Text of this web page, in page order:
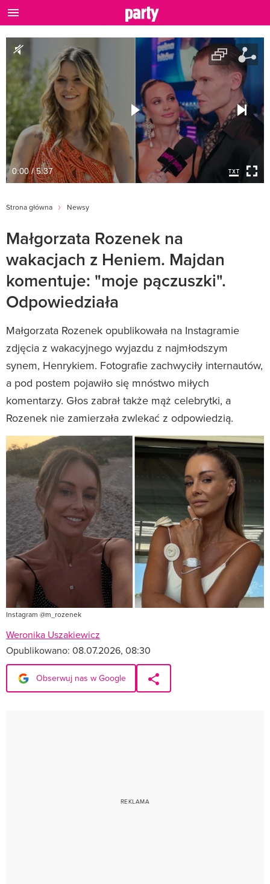
0:00 / 5:37
Strona główna Newsy
Małgorzata Rozenek na
wakacjach z Heniem. Majdan
komentuje: "moje pączuszki".
Odpowiedziała
Małgorzata Rozenek opublikowała na Instagramie
zdjęcia z wakacyjnego wyjazdu z najmłodszym
synem, Henrykiem. Fotografie zachwyciły internautów,
a pod postem pojawiło się mnóstwo miłych
komentarzy. Głos zabrał także mąż celebrytki, a
Rozenek nie zamierzała zwlekać z odpowiedzią.
Instagram @m_rozenek
Weronika Uszakiewicz
Opublikowano: 08.07.2026, 08:30
Obserwuj nas w Google